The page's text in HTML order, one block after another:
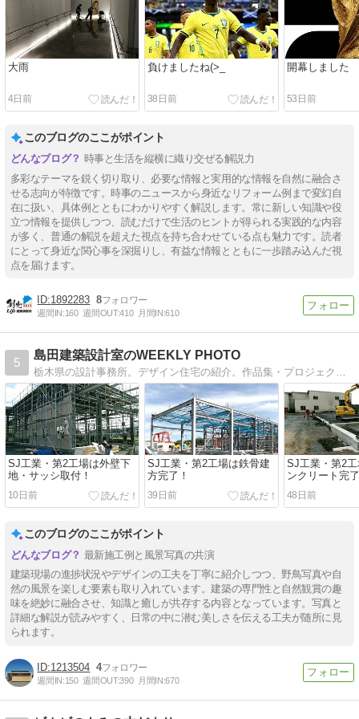
大雨
4日前
負けましたね(>_
38日前
開幕しました
53日前
このブログのここがポイント
時事と生活を縦横に織り交ぜる解説力
多彩なテーマを鋭く切り取り、必要な情報と実用的な情報を自然に融合さ
せる志向が特徴です。時事のニュースから身近なリフォーム例まで変幻自
在に扱い、具体例とともにわかりやすく解説します。常に新しい知識や役
立つ情報を提供しつつ、読むだけで生活のヒントが得られる実践的な内容
が多く、普通の解説を超えた視点を持ち合わせている点も魅力です。読者
にとって身近な関心事を深掘りし、有益な情報とともに一歩踏み込んだ視
点を届けます。
1892283 8
週間IN:160 週間OUT:410 月間IN:610
5
島田建築設計室のWEEKLY PHOTO
栃木県の設計事務所。デザイン住宅の紹介。作品集・プロジェクト・設計コンセプト・現場進捗を紹介。
SJ工業・第2工場は外壁下
地・サッシ取付！
10日前
SJ工業・第2工場は鉄骨建
方完了！
39日前
SJ工業・第2
ンクリート完
48日前
このブログのここがポイント
最新施工例と風景写真の共演
建築現場の進捗状況やデザインの工夫を丁寧に紹介しつつ、野鳥写真や自
然の風景を楽しむ要素も取り入れています。建築の専門性と自然観賞の趣
味を絶妙に融合させ、知識と癒しが共存する内容となっています。写真と
詳細な解説が読みやすく、日常の中に潜む美しさを伝える工夫が随所に見
られます。
1213504 4
週間IN:150 週間OUT:390 月間IN:670